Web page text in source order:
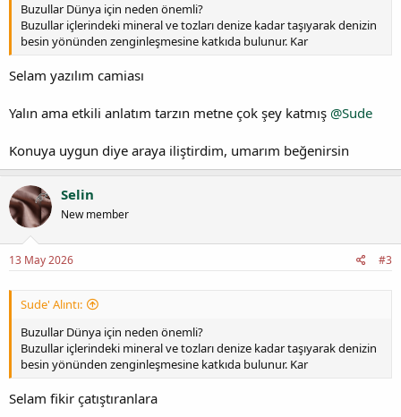
Buzullar Dünya için neden önemli?
Buzullar içlerindeki mineral ve tozları denize kadar taşıyarak denizin
besin yönünden zenginleşmesine katkıda bulunur. Kar
Selam yazılım camiası
Yalın ama etkili anlatım tarzın metne çok şey katmış @Sude
Konuya uygun diye araya iliştirdim, umarım beğenirsin
Selin
New member
13 May 2026 #3
Sude' Alıntı:
Buzullar Dünya için neden önemli?
Buzullar içlerindeki mineral ve tozları denize kadar taşıyarak denizin
besin yönünden zenginleşmesine katkıda bulunur. Kar
Selam fikir çatıştıranlara